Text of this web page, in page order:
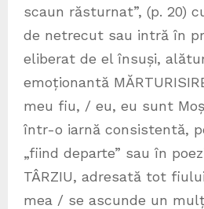
scaun răsturnat”, (p. 20)
de netrecut sau intră în
eliberat de el însuși,
emoționantă
meu fiu, / eu, eu sunt
într-o iarnă consistentă,
„fiind departe” sau în
TÂRZIU, adresată tot
mea / se ascunde un